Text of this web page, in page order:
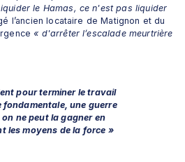
le Hamas, ce n'est pas liquider
l’ancien locataire de Matignon et du
« d'arrêter l’escalade meurtrière
pour terminer le travail
fondamentale, une guerre
ne peut la gagner en
les moyens de la force »